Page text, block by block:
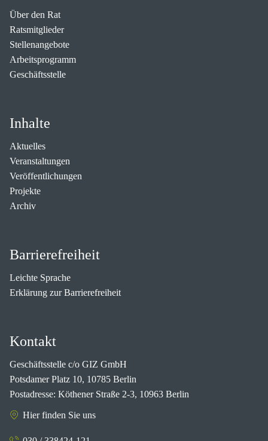
Über den Rat
Ratsmitglieder
Stellenangebote
Arbeitsprogramm
Geschäftsstelle
Inhalte
Aktuelles
Veranstaltungen
Veröffentlichungen
Projekte
Archiv
Barrierefreiheit
Leichte Sprache
Erklärung zur Barrierefreiheit
Kontakt
Geschäftsstelle c/o GIZ GmbH
Potsdamer Platz 10, 10785 Berlin
Postadresse: Köthener Straße 2-3, 10963 Berlin
Hier finden Sie uns